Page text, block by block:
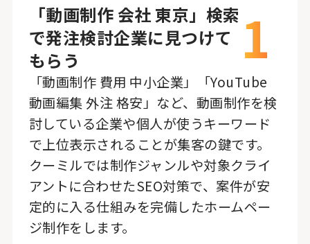
「動画制作 会社 東京」検索
で発注検討企業に見つけて
もらう
1
「動画制作 費用 中小企業」「YouTube
動画編集 外注 格安」など、動画制作を検
討している企業や個人が使うキーワード
で上位表示されることが集客の鍵です。
クーミルでは制作ジャンルや対象クライ
アントに合わせたSEO対策で、案件が安
定的に入る仕組みを完備したホームペー
ジ制作をします。